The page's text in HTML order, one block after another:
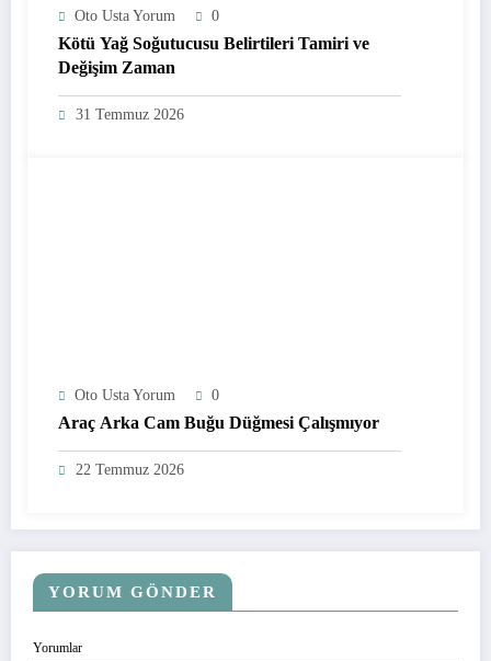
Oto Usta Yorum 0
Kötü Yağ Soğutucusu Belirtileri Tamiri ve
Değişim Zaman
31 Temmuz 2026
Oto Usta Yorum 0
Araç Arka Cam Buğu Düğmesi Çalışmıyor
22 Temmuz 2026
YORUM GÖNDER
Yorumlar